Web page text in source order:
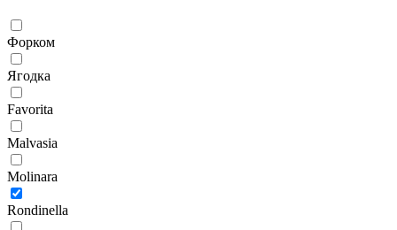
Форком
Ягодка
Favorita
Malvasia
Molinara
Rondinella